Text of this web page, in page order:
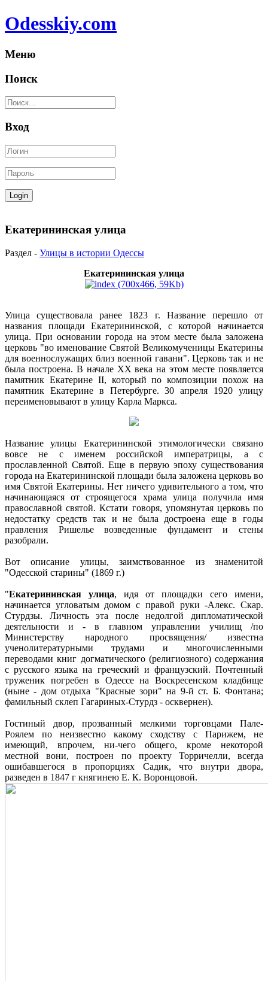
Odesskiy.com
Меню
Поиск
Вход
Екатерининская улица
Раздел - Улицы в истории Одессы
Екатерининская улица
Улица существовала ранее 1823 г. Название перешло от
названия площади Екатерининской, с которой начинается
улица. При основании города на этом месте была заложена
церковь "во именование Святой Великомученицы Екатерины
для военнослужащих близ военной гавани". Церковь так и не
была построена. В начале ХХ века на этом месте появляется
памятник Екатерине II, который по композиции похож на
памятник Екатерине в Петербурге. 30 апреля 1920 улицу
переименовывают в улицу Карла Маркса.
Название улицы Екатерининской этимологически связано
вовсе не с именем российской императрицы, а с
прославленной Святой. Еще в первую эпоху существования
города на Екатерининской площади была заложена церковь во
имя Святой Екатерины. Нет ничего удивительного а том, что
начинающаяся от строящегося храма улица получила имя
православной святой. Кстати говоря, упомянутая церковь по
недостатку средств так и не была достроена еще в годы
правления Ришелье возведенные фундамент и стены
разобрали.
Вот описание улицы, заимствованное из знаменитой
"Одесской старины" (1869 г.)
"Екатерининская улица, идя от площадки сего имени,
начинается угловатым домом с правой руки -Алекс. Скар.
Стурдзы. Личность эта после недолгой дипломатической
деятельности и - в главном управлении училищ /по
Министерству народного просвящения/ известна
ученолитературными трудами и многочисленными
переводами книг догматического (религиозного) содержания
с русского языка на греческий и французский. Почтенный
труженик погребен в Одессе на Воскресенском кладбище
(ныне - дом отдыха "Красные зори" на 9-й ст. Б. Фонтана;
фамильный склеп Гагариных-Стурдз - осквернен).
Гостиный двор, прозванный мелкими торговцами Пале-
Роялем по неизвестно какому сходству с Парижем, не
имеющий, впрочем, ни-чего общего, кроме некоторой
местной вони, построен по проекту Торричелли, всегда
ошибавшегося в пропорциях Садик, что внутри двора,
разведен в 1847 г княгинею Е. К. Воронцовой.